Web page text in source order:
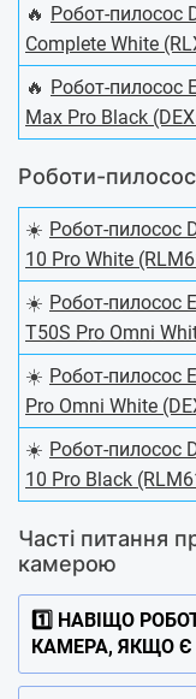
🔥 Робот-пилосос
Complete White
🔥 Робот-пилосос
Max Pro Black
Роботи-
☀️ Робот-пилосос
10 Pro White
☀️ Робот-пилосос
T50S Pro Omni
☀️ Робот-пилосос
Pro Omni White
☀️ Робот-пилосос
10 Pro Black
Часті питання
камерою
1️⃣ НАВІЩО
КАМЕРА, ЯКЩО Є